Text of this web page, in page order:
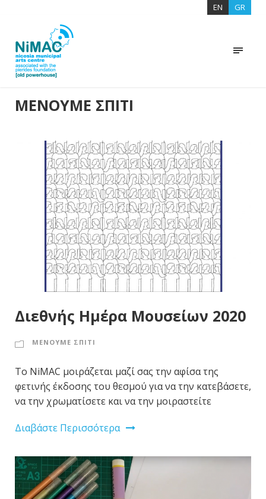
EN GR
ΜΕΝΟΥΜΕ ΣΠΙΤΙ
Διεθνής Ημέρα Μουσείων 2020
ΜΕΝΟΥΜΕ ΣΠΙΤΙ
Το NiMAC μοιράζεται μαζί σας την αφίσα της
φετινής έκδοσης του θεσμού για να την κατεβάσετε,
να την χρωματίσετε και να την μοιραστείτε
Διαβάστε Περισσότερα